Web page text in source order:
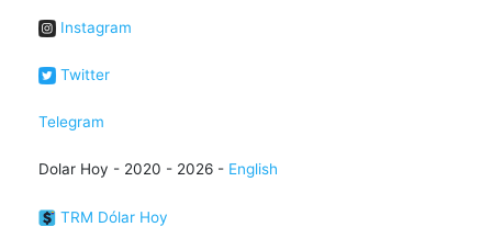
Instagram
Twitter
Telegram
Dolar Hoy - 2020 - 2026 - English
TRM Dólar Hoy